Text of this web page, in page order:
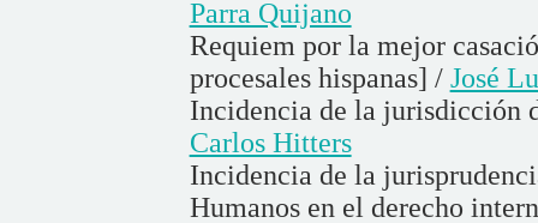
Parra Quijano
Requiem por la mejor
procesales hispanas] / José
Incidencia de la jurisdicción
Carlos Hitters
Incidencia de la
Humanos en el derecho